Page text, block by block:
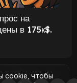
cookie, чтобы
на
в 175к$.